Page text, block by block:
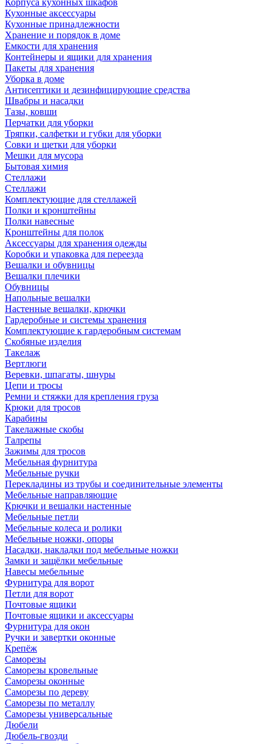
Корпуса кухонных шкафов
Кухонные аксессуары
Кухонные принадлежности
Хранение и порядок в доме
Емкости для хранения
Контейнеры и ящики для хранения
Пакеты для хранения
Уборка в доме
Антисептики и дезинфицирующие средства
Швабры и насадки
Тазы, ковши
Перчатки для уборки
Тряпки, салфетки и губки для уборки
Совки и щетки для уборки
Мешки для мусора
Бытовая химия
Стеллажи
Стеллажи
Комплектующие для стеллажей
Полки и кронштейны
Полки навесные
Кронштейны для полок
Аксессуары для хранения одежды
Коробки и упаковка для переезда
Вешалки и обувницы
Вешалки плечики
Обувницы
Напольные вешалки
Настенные вешалки, крючки
Гардеробные и системы хранения
Комплектующие к гардеробным системам
Скобяные изделия
Такелаж
Вертлюги
Веревки, шпагаты, шнуры
Цепи и тросы
Ремни и стяжки для крепления груза
Крюки для тросов
Карабины
Такелажные скобы
Талрепы
Зажимы для тросов
Мебельная фурнитура
Мебельные ручки
Перекладины из трубы и соединительные элементы
Мебельные направляющие
Крючки и вешалки настенные
Мебельные петли
Мебельные колеса и ролики
Мебельные ножки, опоры
Насадки, накладки под мебельные ножки
Замки и защёлки мебельные
Навесы мебельные
Фурнитура для ворот
Петли для ворот
Почтовые ящики
Почтовые ящики и аксессуары
Фурнитура для окон
Ручки и завертки оконные
Крепёж
Саморезы
Саморезы кровельные
Саморезы оконные
Саморезы по дереву
Саморезы по металлу
Саморезы универсальные
Дюбели
Дюбель-гвозди